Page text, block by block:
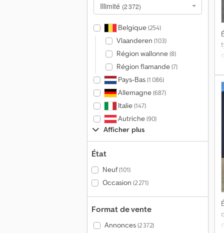
Illimité (2 372)
Belgique(254)
Vlaanderen (103)
Région wallonne(8)
Région flamande(7)
Pays-Bas(1 086)
Allemagne(687)
Italie(147)
Autriche(90)
Afficher plus
État
Neuf(101)
Occasion (2 271)
Format de vente
Annonces(2 372)